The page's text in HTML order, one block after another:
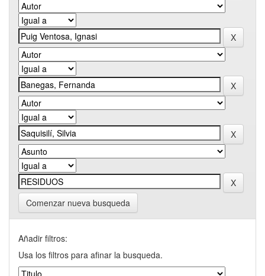
Comenzar nueva busqueda
Añadir filtros:
Usa los filtros para afinar la busqueda.